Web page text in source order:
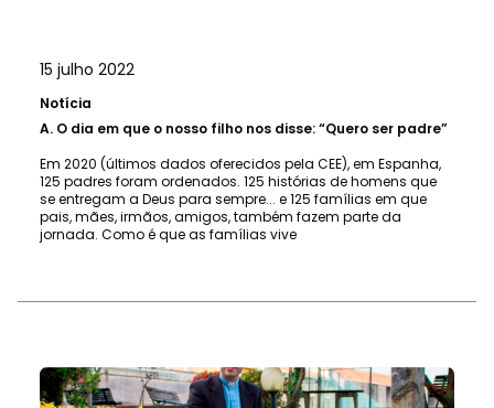
15 julho 2022
Notícia
A. O dia em que o nosso filho nos disse: “Quero ser padre”
Em 2020 (últimos dados oferecidos pela CEE), em Espanha,
125 padres foram ordenados. 125 histórias de homens que
se entregam a Deus para sempre... e 125 famílias em que
pais, mães, irmãos, amigos, também fazem parte da
jornada. Como é que as famílias vive